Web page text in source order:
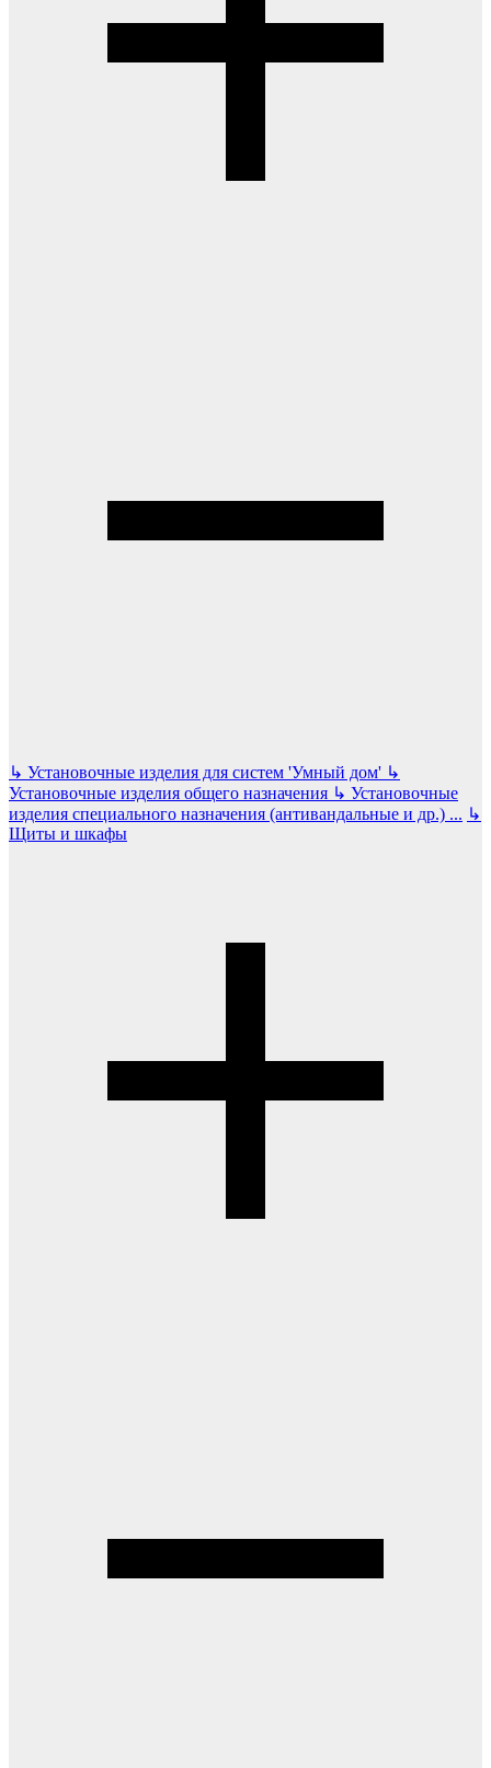
↳ Установочные изделия для систем 'Умный дом' ↳
Установочные изделия общего назначения ↳ Установочные
изделия специального назначения (антивандальные и др.) ... ↳
Щиты и шкафы